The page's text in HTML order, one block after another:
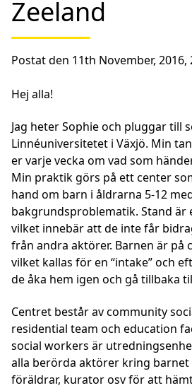
Zeeland
Postat den 11th November, 2016,
Hej alla!
Jag heter Sophie och pluggar till
Linnéuniversitetet i Växjö. Min
er varje vecka om vad som
Min praktik görs på ett center
hand om barn i åldrarna 5-12
bakgrundsproblematik. Stand är
vilket innebär att de inte får
från andra aktörer. Barnen är på
vilket kallas för en “intake” och
de åka hem igen och gå tillbaka
Centret består av community
residential team och education
social workers är
alla berörda aktörer kring barnet
föräldrar, kurator osv för att